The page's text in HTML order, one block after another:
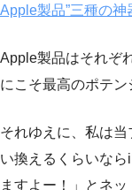
Apple製品”三種の神
Apple製品はそれぞ
にこそ最高のポテン
それゆえに、私は
い換えるくらいな
ますよー！」とネッ